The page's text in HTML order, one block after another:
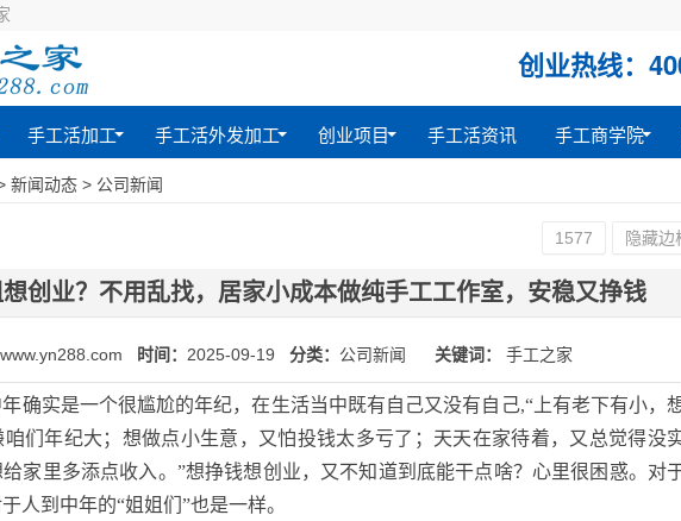
创业热线：
手工活加工 手工活外发加工 创业项目 手工活资讯 手工商学院
新闻动态 > 公司新闻
创业？不用乱找，居家小成本做纯手工工作室，安稳又挣钱
时间： 2025-09-19 分类： 公司新闻 关键词： 手工之家
确实是一个很尴尬的年纪，在生活当中既有自己又没有自己,“上有老下有小，
们年纪大；想做点小生意，又怕投钱太多亏了；天天在家待着，又总觉得没
家里多添点收入。”想挣钱想创业，又不知道到底能干点啥？心里很困惑。对
人到中年的“姐姐们”也是一样。
1577 隐藏边